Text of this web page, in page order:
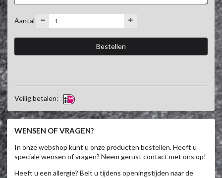
Aantal
Veilig betalen:
WENSEN OF VRAGEN?
In onze webshop kunt u onze producten bestellen. Heeft u
speciale wensen of vragen? Neem gerust contact met ons op!
Heeft u een allergie? Belt u tijdens openingstijden naar de